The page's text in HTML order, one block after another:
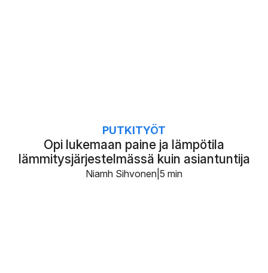
Opi lukemaan paine ja lämpötila
lämmitysjärjestelmässä kuin asiantuntija
PUTKITYÖT
5 min
Niamh Sihvonen